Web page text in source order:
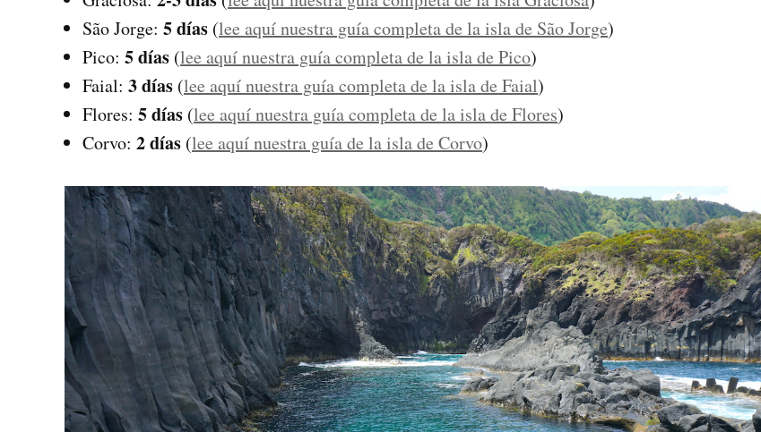
São Jorge: 5 días (lee aquí nuestra guía completa de la isla de São Jorge)
Pico: 5 días (lee aquí nuestra guía completa de la isla de Pico)
Faial: 3 días (lee aquí nuestra guía completa de la isla de Faial)
Flores: 5 días (lee aquí nuestra guía completa de la isla de Flores)
Corvo: 2 días (lee aquí nuestra guía de la isla de Corvo)